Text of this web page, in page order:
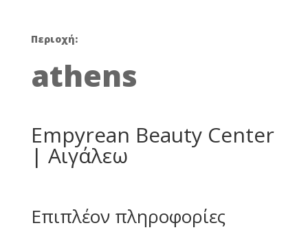
Περιοχή:
athens
Empyrean Beauty Center
| Αιγάλεω
Επιπλέον πληροφορίες